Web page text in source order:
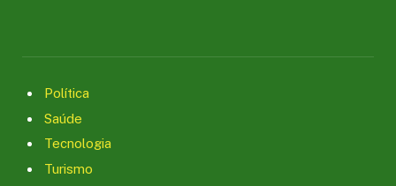
Política
Saúde
Tecnologia
Turismo